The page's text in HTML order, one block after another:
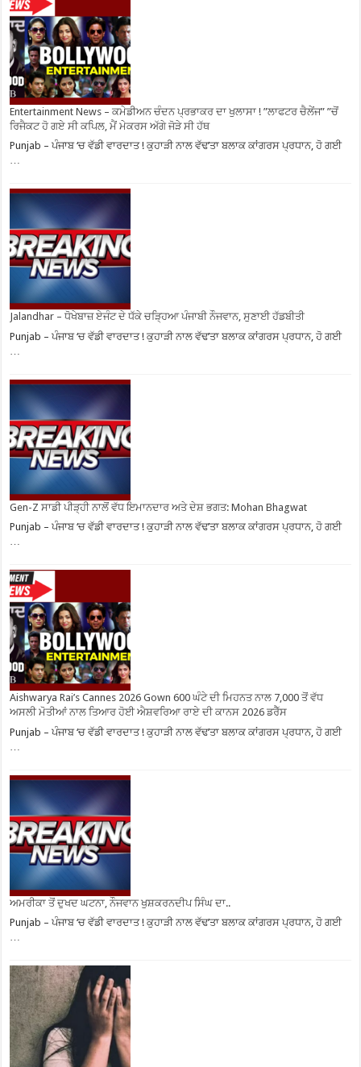
Entertainment News – ਕਮੇਡੀਅਨ ਚੰਦਨ ਪ੍ਰਭਾਕਰ ਦਾ ਖੁਲਾਸਾ ! ”ਲਾਫਟਰ ਚੈਲੇਂਜ” ”ਚੋਂ
ਰਿਜੈਕਟ ਹੋ ਗਏ ਸੀ ਕਪਿਲ, ਮੈਂ ਮੇਕਰਸ ਅੱਗੇ ਜੋੜੇ ਸੀ ਹੱਥ
Punjab – ਪੰਜਾਬ ‘ਚ ਵੱਡੀ ਵਾਰਦਾਤ ! ਕੁਹਾੜੀ ਨਾਲ ਵੱਢ’ਤਾ ਬਲਾਕ ਕਾਂਗਰਸ ਪ੍ਰਧਾਨ, ਹੋ ਗਈ
…
Jalandhar – ਧੋਖੇਬਾਜ਼ ਏਜੰਟ ਦੇ ਧੱਕੇ ਚੜ੍ਹਿਆ ਪੰਜਾਬੀ ਨੌਜਵਾਨ, ਸੁਣਾਈ ਹੱਡਬੀਤੀ
Punjab – ਪੰਜਾਬ ‘ਚ ਵੱਡੀ ਵਾਰਦਾਤ ! ਕੁਹਾੜੀ ਨਾਲ ਵੱਢ’ਤਾ ਬਲਾਕ ਕਾਂਗਰਸ ਪ੍ਰਧਾਨ, ਹੋ ਗਈ
Gen-Z ਸਾਡੀ ਪੀੜ੍ਹੀ ਨਾਲੋਂ ਵੱਧ ਇਮਾਨਦਾਰ ਅਤੇ ਦੇਸ਼ ਭਗਤ: Mohan Bhagwat
Punjab – ਪੰਜਾਬ ‘ਚ ਵੱਡੀ ਵਾਰਦਾਤ ! ਕੁਹਾੜੀ ਨਾਲ ਵੱਢ’ਤਾ ਬਲਾਕ ਕਾਂਗਰਸ ਪ੍ਰਧਾਨ, ਹੋ ਗਈ
…
Aishwarya Rai’s Cannes 2026 Gown 600 ਘੰਟੇ ਦੀ ਮਿਹਨਤ ਨਾਲ 7,000 ਤੋਂ ਵੱਧ
ਅਸਲੀ ਮੋਤੀਆਂ ਨਾਲ ਤਿਆਰ ਹੋਈ ਐਸ਼ਵਰਿਆ ਰਾਏ ਦੀ ਕਾਨਸ 2026 ਡਰੈੱਸ
Punjab – ਪੰਜਾਬ ‘ਚ ਵੱਡੀ ਵਾਰਦਾਤ ! ਕੁਹਾੜੀ ਨਾਲ ਵੱਢ’ਤਾ ਬਲਾਕ ਕਾਂਗਰਸ ਪ੍ਰਧਾਨ, ਹੋ ਗਈ
ਅਮਰੀਕਾ ਤੋਂ ਦੁਖਦ ਘਟਨਾ, ਨੌਜਵਾਨ ਖੁਸ਼ਕਰਨਦੀਪ ਸਿੰਘ ਦਾ..
Punjab – ਪੰਜਾਬ ‘ਚ ਵੱਡੀ ਵਾਰਦਾਤ ! ਕੁਹਾੜੀ ਨਾਲ ਵੱਢ’ਤਾ ਬਲਾਕ ਕਾਂਗਰਸ ਪ੍ਰਧਾਨ, ਹੋ ਗਈ
…